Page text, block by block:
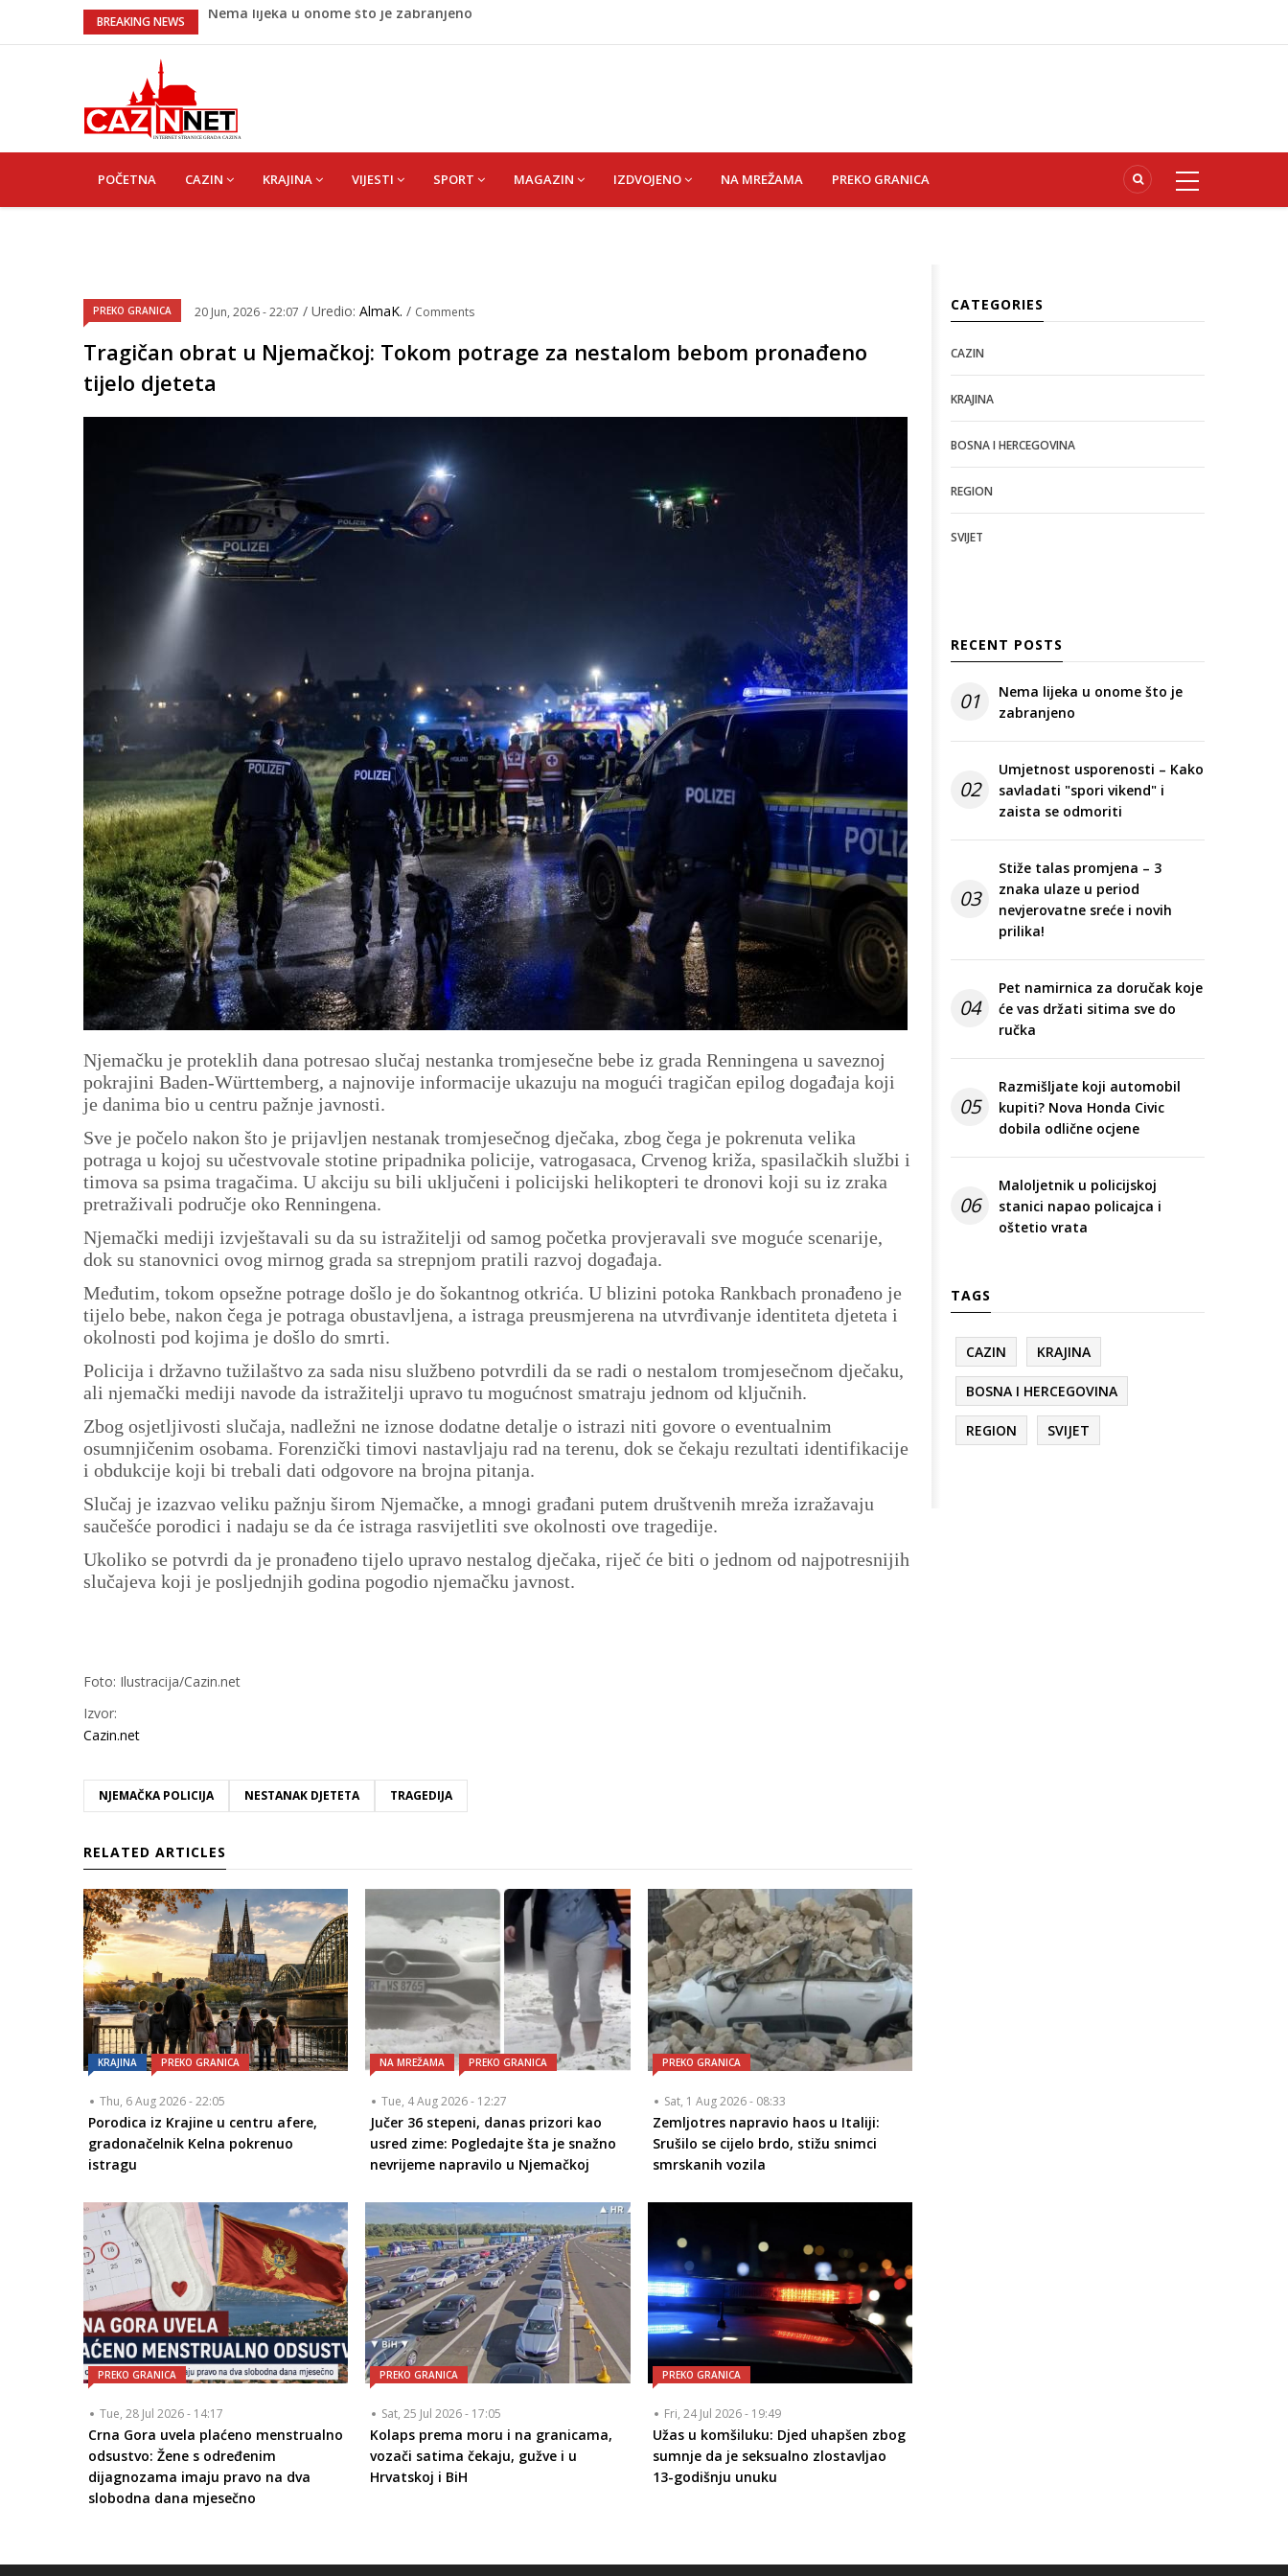
BREAKING NEWS
Umjetnost usporenosti – Kako savladati "spori vikend" i zaista se odmoriti
Maloljetnik u policijskoj stanici napao policajca i oštetio vrata
Nema lijeka u onome što je zabranjeno
NAVIGATION
POČETNA CAZIN KRAJINA VIJESTI SPORT MAGAZIN IZDVOJENO NA MREŽAMA PREKO GRANICA
PREKO GRANICA 20 Jun, 2026 - 22:07 / Uredio: AlmaK. / Comments
Tragičan obrat u Njemačkoj: Tokom potrage za nestalom bebom pronađeno
tijelo djeteta
Njemačku je proteklih dana potresao slučaj nestanka tromjesečne bebe iz grada Renningena u saveznoj
pokrajini Baden-Württemberg, a najnovije informacije ukazuju na mogući tragičan epilog događaja koji
je danima bio u centru pažnje javnosti.
Sve je počelo nakon što je prijavljen nestanak tromjesečnog dječaka, zbog čega je pokrenuta velika
potraga u kojoj su učestvovale stotine pripadnika policije, vatrogasaca, Crvenog križa, spasilačkih službi i
timova sa psima tragačima. U akciju su bili uključeni i policijski helikopteri te dronovi koji su iz zraka
pretraživali područje oko Renningena.
Njemački mediji izvještavali su da su istražitelji od samog početka provjeravali sve moguće scenarije,
dok su stanovnici ovog mirnog grada sa strepnjom pratili razvoj događaja.
Međutim, tokom opsežne potrage došlo je do šokantnog otkrića. U blizini potoka Rankbach pronađeno je
tijelo bebe, nakon čega je potraga obustavljena, a istraga preusmjerena na utvrđivanje identiteta djeteta i
okolnosti pod kojima je došlo do smrti.
Policija i državno tužilaštvo za sada nisu službeno potvrdili da se radi o nestalom tromjesečnom dječaku,
ali njemački mediji navode da istražitelji upravo tu mogućnost smatraju jednom od ključnih.
Zbog osjetljivosti slučaja, nadležni ne iznose dodatne detalje o istrazi niti govore o eventualnim
osumnjičenim osobama. Forenzički timovi nastavljaju rad na terenu, dok se čekaju rezultati identifikacije
i obdukcije koji bi trebali dati odgovore na brojna pitanja.
Slučaj je izazvao veliku pažnju širom Njemačke, a mnogi građani putem društvenih mreža izražavaju
saučešće porodici i nadaju se da će istraga rasvijetliti sve okolnosti ove tragedije.
Ukoliko se potvrdi da je pronađeno tijelo upravo nestalog dječaka, riječ će biti o jednom od najpotresnijih
slučajeva koji je posljednjih godina pogodio njemačku javnost.
Foto: Ilustracija/Cazin.net
Izvor:
Cazin.net
NJEMAČKA POLICIJA NESTANAK DJETETA TRAGEDIJA
RELATED ARTICLES
KRAJINA PREKO GRANICA
Thu, 6 Aug 2026 - 22:05
Porodica iz Krajine u centru afere,
gradonačelnik Kelna pokrenuo
istragu
NA MREŽAMA PREKO GRANICA
Tue, 4 Aug 2026 - 12:27
Jučer 36 stepeni, danas prizori kao
usred zime: Pogledajte šta je snažno
nevrijeme napravilo u Njemačkoj
PREKO GRANICA
Sat, 1 Aug 2026 - 08:33
Zemljotres napravio haos u Italiji:
Srušilo se cijelo brdo, stižu snimci
smrskanih vozila
PREKO GRANICA
Tue, 28 Jul 2026 - 14:17
Crna Gora uvela plaćeno menstrualno
odsustvo: Žene s određenim
dijagnozama imaju pravo na dva
slobodna dana mjesečno
PREKO GRANICA
Sat, 25 Jul 2026 - 17:05
Kolaps prema moru i na granicama,
vozači satima čekaju, gužve i u
Hrvatskoj i BiH
PREKO GRANICA
Fri, 24 Jul 2026 - 19:49
Užas u komšiluku: Djed uhapšen zbog
sumnje da je seksualno zlostavljao
13-godišnju unuku
CATEGORIES
CAZIN
KRAJINA
BOSNA I HERCEGOVINA
REGION
SVIJET
RECENT POSTS
01
Nema lijeka u onome što je
zabranjeno
02
Umjetnost usporenosti – Kako
savladati "spori vikend" i
zaista se odmoriti
03
Stiže talas promjena – 3
znaka ulaze u period
nevjerovatne sreće i novih
prilika!
04
Pet namirnica za doručak koje
će vas držati sitima sve do
ručka
05
Razmišljate koji automobil
kupiti? Nova Honda Civic
dobila odlične ocjene
06
Maloljetnik u policijskoj
stanici napao policajca i
oštetio vrata
TAGS
CAZIN KRAJINA
BOSNA I HERCEGOVINA
REGION SVIJET